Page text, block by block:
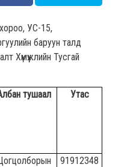
хороо, УС-15,
баруун талд
Хүмүүжлийн Тусгай
тушаал Утас
91912348